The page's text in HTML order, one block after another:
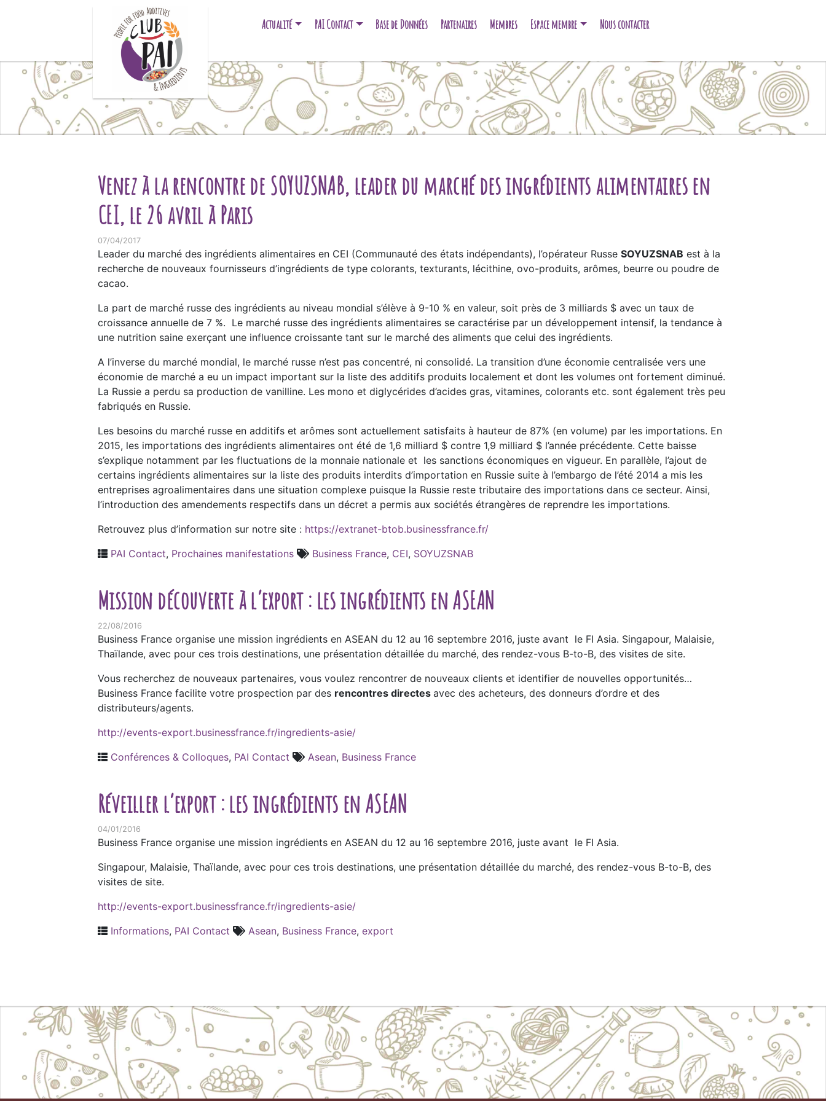
Actualité PAI Contact Base de Données Partenaires Membres Espace membre Nous contacter
Venez à la rencontre de SOYUZSNAB, leader du marché des ingrédients alimentaires en
CEI, le 26 avril à Paris
07/04/2017
Leader du marché des ingrédients alimentaires en CEI (Communauté des états indépendants), l’opérateur Russe SOYUZSNAB est à la
recherche de nouveaux fournisseurs d’ingrédients de type colorants, texturants, lécithine, ovo-produits, arômes, beurre ou poudre de
cacao.
La part de marché russe des ingrédients au niveau mondial s’élève à 9-10 % en valeur, soit près de 3 milliards $ avec un taux de
croissance annuelle de 7 %. Le marché russe des ingrédients alimentaires se caractérise par un développement intensif, la tendance à
une nutrition saine exerçant une influence croissante tant sur le marché des aliments que celui des ingrédients.
A l’inverse du marché mondial, le marché russe n’est pas concentré, ni consolidé. La transition d’une économie centralisée vers une
économie de marché a eu un impact important sur la liste des additifs produits localement et dont les volumes ont fortement diminué.
La Russie a perdu sa production de vanilline. Les mono et diglycérides d’acides gras, vitamines, colorants etc. sont également très peu
fabriqués en Russie.
Les besoins du marché russe en additifs et arômes sont actuellement satisfaits à hauteur de 87% (en volume) par les importations. En
2015, les importations des ingrédients alimentaires ont été de 1,6 milliard $ contre 1,9 milliard $ l’année précédente. Cette baisse
s’explique notamment par les fluctuations de la monnaie nationale et les sanctions économiques en vigueur. En parallèle, l’ajout de
certains ingrédients alimentaires sur la liste des produits interdits d’importation en Russie suite à l’embargo de l’été 2014 a mis les
entreprises agroalimentaires dans une situation complexe puisque la Russie reste tributaire des importations dans ce secteur. Ainsi,
l’introduction des amendements respectifs dans un décret a permis aux sociétés étrangères de reprendre les importations.
Retrouvez plus d’information sur notre site : https://extranet-btob.businessfrance.fr/
PAI Contact, Prochaines manifestations Business France, CEI, SOYUZSNAB
Mission découverte à l’export : les ingrédients en ASEAN
22/08/2016
Business France organise une mission ingrédients en ASEAN du 12 au 16 septembre 2016, juste avant le FI Asia. Singapour, Malaisie,
Thaïlande, avec pour ces trois destinations, une présentation détaillée du marché, des rendez-vous B-to-B, des visites de site.
Vous recherchez de nouveaux partenaires, vous voulez rencontrer de nouveaux clients et identifier de nouvelles opportunités…
Business France facilite votre prospection par des rencontres directes avec des acheteurs, des donneurs d’ordre et des
distributeurs/agents.
http://events-export.businessfrance.fr/ingredients-asie/
Conférences & Colloques, PAI Contact Asean, Business France
Réveiller l’export : les ingrédients en ASEAN
04/01/2016
Business France organise une mission ingrédients en ASEAN du 12 au 16 septembre 2016, juste avant le FI Asia.
Singapour, Malaisie, Thaïlande, avec pour ces trois destinations, une présentation détaillée du marché, des rendez-vous B-to-B, des
visites de site.
http://events-export.businessfrance.fr/ingredients-asie/
Informations, PAI Contact Asean, Business France, export